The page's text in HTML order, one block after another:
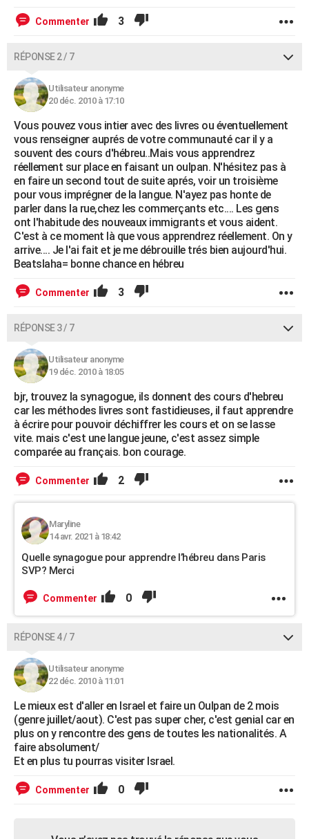
Commenter 3
RÉPONSE 2 / 7
Utilisateur anonyme
20 déc. 2010 à 17:10
Vous pouvez vous intier avec des livres ou éventuellement
vous renseigner auprés de votre communauté car il y a
souvent des cours d'hébreu..Mais vous apprendrez
réellement sur place en faisant un oulpan. N'hésitez pas à
en faire un second tout de suite aprés, voir un troisième
pour vous imprégner de la langue. N'ayez pas honte de
parler dans la rue,chez les commerçants etc.... Les gens
ont l'habitude des nouveaux immigrants et vous aident.
C'est à ce moment là que vous apprendrez réellement. On y
arrive.... Je l'ai fait et je me débrouille trés bien aujourd'hui.
Beatslaha= bonne chance en hébreu
Commenter 3
RÉPONSE 3 / 7
Utilisateur anonyme
19 déc. 2010 à 18:05
bjr, trouvez la synagogue, ils donnent des cours d'hebreu
car les méthodes livres sont fastidieuses, il faut apprendre
à écrire pour pouvoir déchiffrer les cours et on se lasse
vite. mais c'est une langue jeune, c'est assez simple
comparée au français. bon courage.
Commenter 2
Maryline
14 avr. 2021 à 18:42
Quelle synagogue pour apprendre l’hébreu dans Paris
SVP? Merci
Commenter 0
RÉPONSE 4 / 7
Utilisateur anonyme
22 déc. 2010 à 11:01
Le mieux est d'aller en Israel et faire un Oulpan de 2 mois
(genre juillet/aout). C'est pas super cher, c'est genial car en
plus on y rencontre des gens de toutes les nationalités. A
faire absolument/
Et en plus tu pourras visiter Israel.
Commenter 0